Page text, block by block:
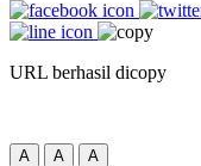
URL berhasil dicopy
A A A